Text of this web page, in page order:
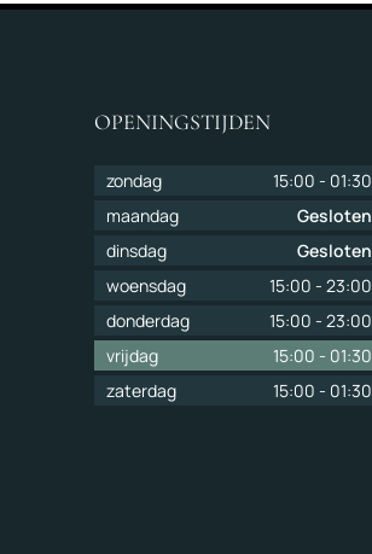
OPENINGSTIJDEN
zondag 15:00 - 01:30
maandag
Gesloten
dinsdag
Gesloten
woensdag
15:00 - 23:00
donderdag
15:00 - 23:00
vrijdag
15:00 - 01:30
zaterdag
15:00 - 01:30